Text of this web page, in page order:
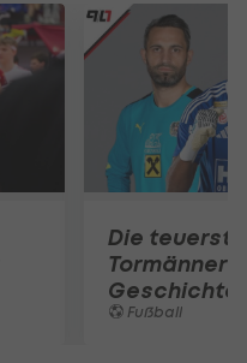
Die
Tormänner
Geschichte
Fußball